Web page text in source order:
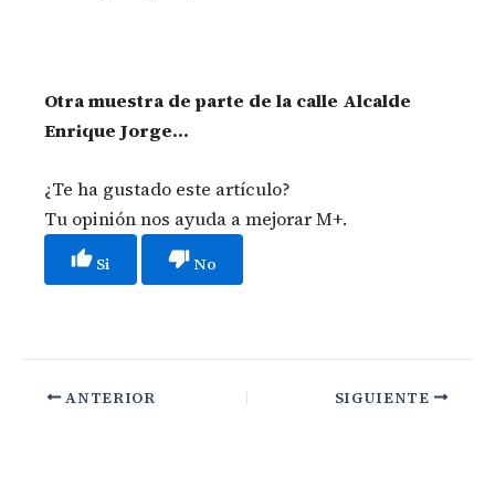
Otra muestra de parte de la calle Alcalde
Enrique Jorge…
¿Te ha gustado este artículo?
Tu opinión nos ayuda a mejorar M+.
Si No
ANTERIOR SIGUIENTE